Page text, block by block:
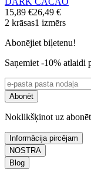
15,89 €26,49 €
2 krāsas1 izmērs
Abonējiet biļetenu!
Saņemiet -10% atlaidi
Abonēt
Noklikšķinot uz
Informācija pircējam
NOSTRA
Blog